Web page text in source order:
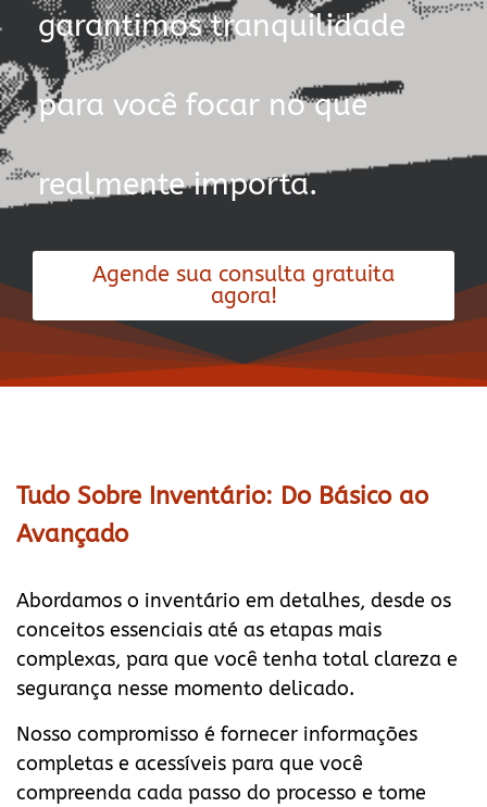
garantimos tranquilidade
para você focar no que
realmente importa.
Agende sua consulta gratuita
agora!
Tudo Sobre Inventário: Do Básico ao
Avançado
Abordamos o inventário em detalhes, desde os
conceitos essenciais até as etapas mais
complexas, para que você tenha total clareza e
segurança nesse momento delicado.
Nosso compromisso é fornecer informações
completas e acessíveis para que você
compreenda cada passo do processo e tome